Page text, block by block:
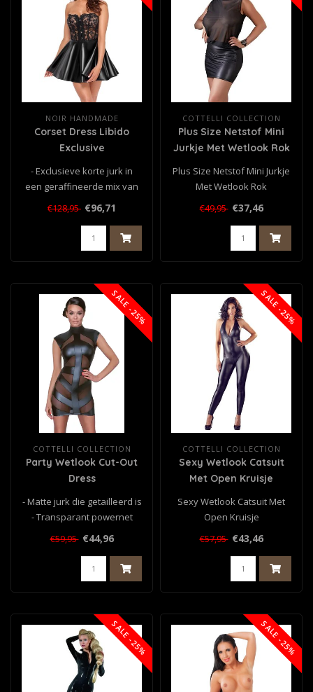
NOIR HANDMADE
Corset Dress Libido
Exclusive
- Exclusieve korte jurk in
een geraffineerde mix van
materialen
- Korset top ge..
€128,95 €96,71
COTTELLI COLLECTION
Plus Size Netstof Mini
Jurkje Met Wetlook Rok
Plus Size Netstof Mini Jurkje
Met Wetlook Rok
€49,95 €37,46
SALE -25%
COTTELLI COLLECTION
Party Wetlook Cut-Out
Dress
- Matte jurk die getailleerd is
- Transparant powernet
inzetstukken aan de voor..
€59,95 €44,96
SALE -25%
COTTELLI COLLECTION
Sexy Wetlook Catsuit
Met Open Kruisje
Sexy Wetlook Catsuit Met
Open Kruisje
€57,95 €43,46
SALE -25% SALE -25%